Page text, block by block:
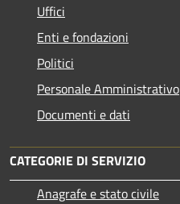
Uffici
Enti e fondazioni
Politici
Personale Amministrativo
Documenti e dati
CATEGORIE DI SERVIZIO
Anagrafe e stato civile